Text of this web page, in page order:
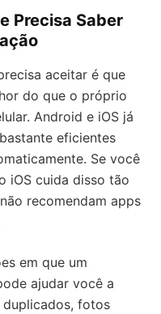
Precisa Saber
aceitar é que
do que o próprio
Android e iOS já
eficientes
Se você
iOS cuida disso tão
recomendam apps
em que um
ajudar você a
fotos